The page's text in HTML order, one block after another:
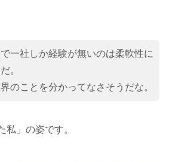
一社しか経験が無いのは柔軟性に
。
のことを分かってなさそうだな。
私」の姿です。